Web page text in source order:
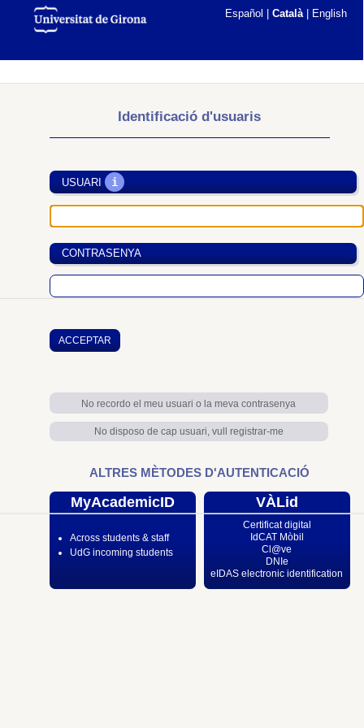
Español Català| English
Identificació d'usuaris
USUARI i
CONTRASENYA
No recordo el meu usuari o la meva contrasenya
No disposo de cap usuari, vull registrar-me
ALTRES MÈTODES D'AUTENTICACIÓ
MyAcademicID
Across students & staff
UdG incoming students
VÀLid
Certificat digital
IdCAT Mòbil
Cl@ve
DNIe
eIDAS electronic identification